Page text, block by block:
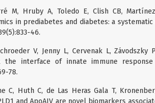
M, Hruby A, Toledo E, Clish CB,
in prediabetes and diabetes: a
46.
V, Jenny L, Cervenak L,
the interface of innate immune
78.
C, Huth C, de Las Heras Gala T,
and ApoAIV are novel biomarkers